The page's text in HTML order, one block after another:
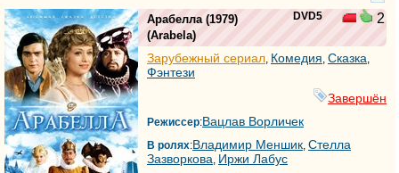
DVD5 2
Арабелла (1979)
(Arabela)
Зарубежный сериал, Комедия, Сказка,
Фэнтези
Завершён
Режиссер:Вацлав Ворличек
В ролях:Владимир Меншик, Стелла
Зазворкова, Иржи Лабус